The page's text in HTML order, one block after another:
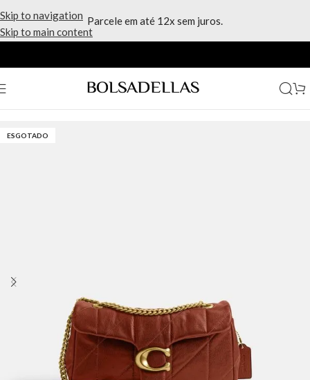
Skip to navigation
Skip to main content
Parcele em até 12x sem juros.
ESGOTADO